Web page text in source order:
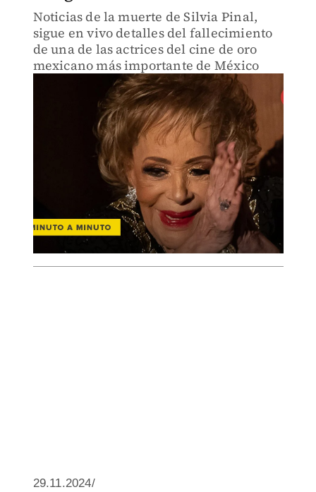
Noticias de la muerte de Silvia Pinal,
sigue en vivo detalles del fallecimiento
de una de las actrices del cine de oro
mexicano más importante de México
29.11.2024/